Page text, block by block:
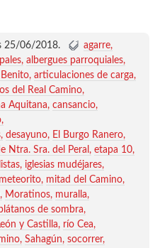
25/06/2018.
agarre
albergues parroquiales
articulaciones de carga
del Real Camino
Aquitana cansancio
desayuno
El Burgo Ranero
Ntra. Sra. del Peral
etapa 10
iglesias mudéjares
meteorito mitad del Camino
Moratinos muralla
de sombra
y Castilla
río Cea
Sahagún socorrer